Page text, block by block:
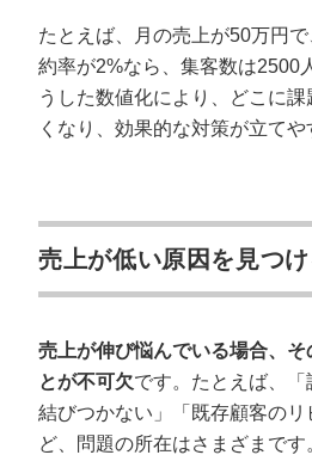
たとえば、月の売上が50万円
約率が2%なら、集客数は2500
うした数値化により、どこに
くなり、効果的な対策が立てや
売上が低い原因を見つけ
売上が伸び悩んでいる場合、そ
とが不可欠です。たとえば、
結びつかない」「既存顧客の
ど、問題の所在はさまざまです